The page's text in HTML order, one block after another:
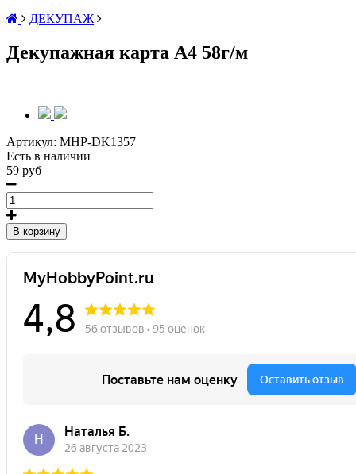
ДЕКУПАЖ
Декупажная карта А4 58г/м
Артикул: MHP-DK1357
Есть в наличии
59 руб
В корзину